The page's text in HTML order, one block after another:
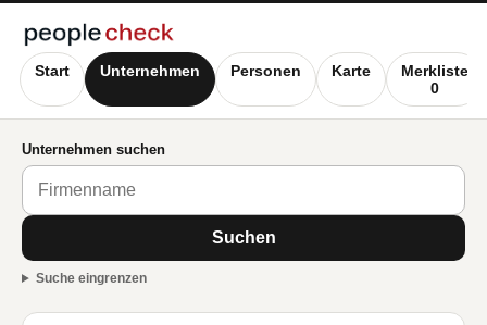
Start Unternehmen Personen Karte
Merkliste
0
Unternehmen suchen
Suchen
Suche eingrenzen